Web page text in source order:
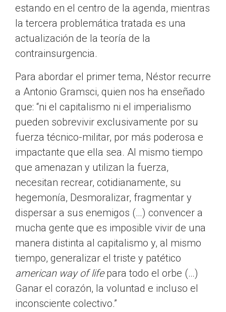
estando en el centro de la agenda, mientras
la tercera problemática tratada es una
actualización de la teoría de la
contrainsurgencia.
Para abordar el primer tema, Néstor recurre
a Antonio Gramsci, quien nos ha enseñado
que: “ni el capitalismo ni el imperialismo
pueden sobrevivir exclusivamente por su
fuerza técnico-militar, por más poderosa e
impactante que ella sea. Al mismo tiempo
que amenazan y utilizan la fuerza,
necesitan recrear, cotidianamente, su
hegemonía, Desmoralizar, fragmentar y
dispersar a sus enemigos (…) convencer a
mucha gente que es imposible vivir de una
manera distinta al capitalismo y, al mismo
tiempo, generalizar el triste y patético
american way of lifepara todo el orbe (…)
Ganar el corazón, la voluntad e incluso el
inconsciente colectivo.”